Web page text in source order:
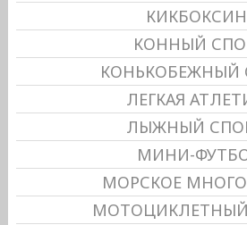
КОННЫЙ
КОНЬКОБЕЖНЫЙ
ЛЕГКАЯ
ЛЫЖНЫЙ
МИНИ-
МОРСКОЕ